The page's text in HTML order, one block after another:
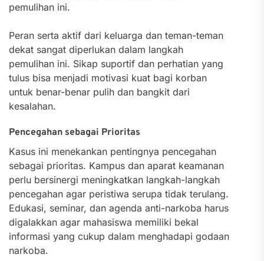
pemulihan ini.
Peran serta aktif dari keluarga dan teman-teman
dekat sangat diperlukan dalam langkah
pemulihan ini. Sikap suportif dan perhatian yang
tulus bisa menjadi motivasi kuat bagi korban
untuk benar-benar pulih dan bangkit dari
kesalahan.
Pencegahan sebagai Prioritas
Kasus ini menekankan pentingnya pencegahan
sebagai prioritas. Kampus dan aparat keamanan
perlu bersinergi meningkatkan langkah-langkah
pencegahan agar peristiwa serupa tidak terulang.
Edukasi, seminar, dan agenda anti-narkoba harus
digalakkan agar mahasiswa memiliki bekal
informasi yang cukup dalam menghadapi godaan
narkoba.